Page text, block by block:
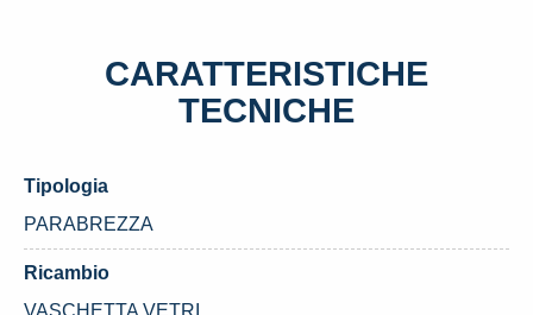
CARATTERISTICHE
TECNICHE
Tipologia
PARABREZZA
Ricambio
VASCHETTA VETRI